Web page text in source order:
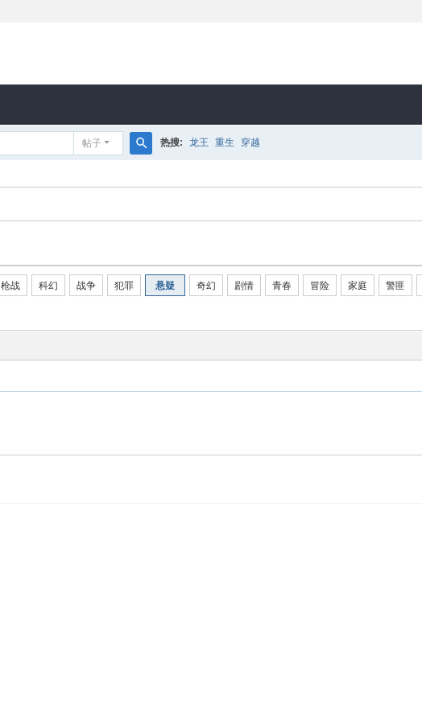
帖子
索
热搜: 龙王 重生 穿越
枪战 科幻 战争 犯罪 悬疑 奇幻 剧情 青春 冒险 家庭 警匪